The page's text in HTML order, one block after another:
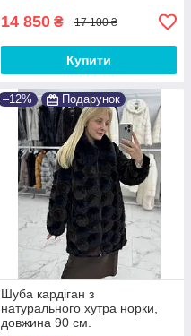
14 850 ₴ 17 100 ₴
Купити
–12% Подарунок
Шуба кардіган з
натурального хутра норки,
довжина 90 см.